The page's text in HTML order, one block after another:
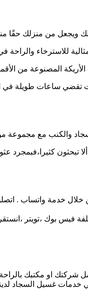
ويجعل من منزلك حقًا
للاسترخاء والراحة
المصنوعة من
تقضي ساعات طويلة في
والكنب مع مجموعة من
تبحثون كثيرا،فبمجرد
خدمة واتساب .
فيس بوك ،تويتر
او مكتبك
غسيل السجاد